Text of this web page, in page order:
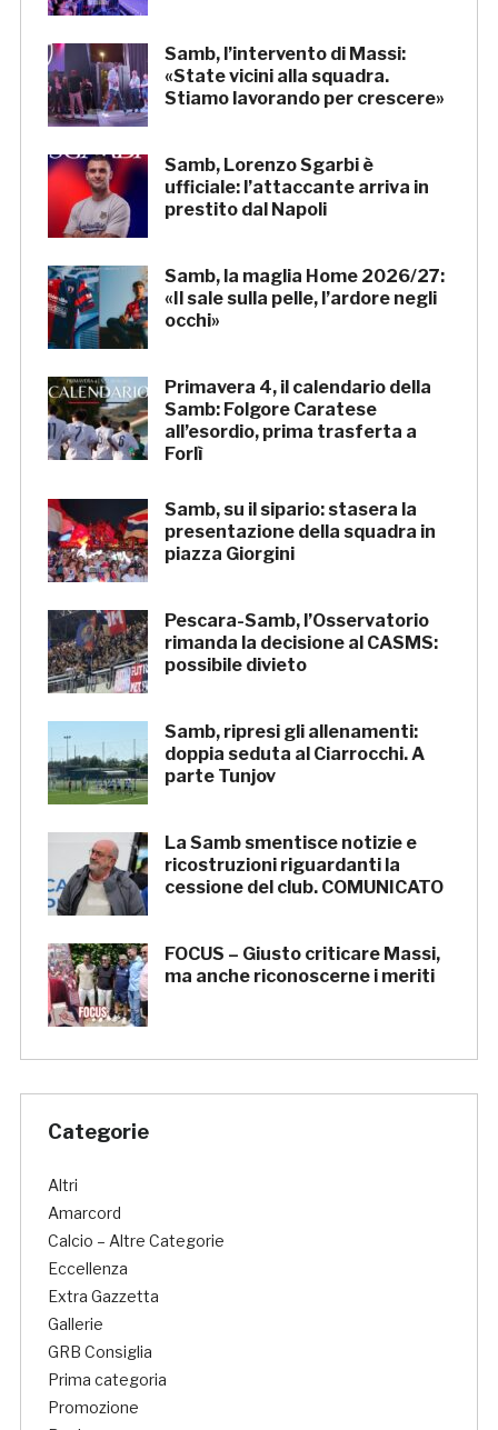
Samb, l’intervento di Massi:
«State vicini alla squadra.
Stiamo lavorando per crescere»
Samb, Lorenzo Sgarbi è
ufficiale: l’attaccante arriva in
prestito dal Napoli
Samb, la maglia Home 2026/27:
«Il sale sulla pelle, l’ardore negli
occhi»
Primavera 4, il calendario della
Samb: Folgore Caratese
all’esordio, prima trasferta a
Forlì
Samb, su il sipario: stasera la
presentazione della squadra in
piazza Giorgini
Pescara-Samb, l’Osservatorio
rimanda la decisione al CASMS:
possibile divieto
Samb, ripresi gli allenamenti:
doppia seduta al Ciarrocchi. A
parte Tunjov
La Samb smentisce notizie e
ricostruzioni riguardanti la
cessione del club. COMUNICATO
FOCUS – Giusto criticare Massi,
ma anche riconoscerne i meriti
Categorie
Altri
Amarcord
Calcio – Altre Categorie
Eccellenza
Extra Gazzetta
Gallerie
GRB Consiglia
Prima categoria
Promozione